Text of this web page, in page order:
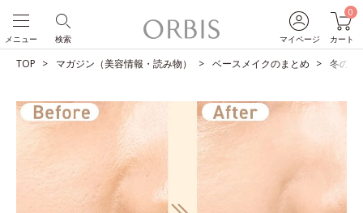
マイページ
0
カート
検索
メニュー
TOP マガジン（美容情報・読み物） ベースメイクのまとめ 冬の毛